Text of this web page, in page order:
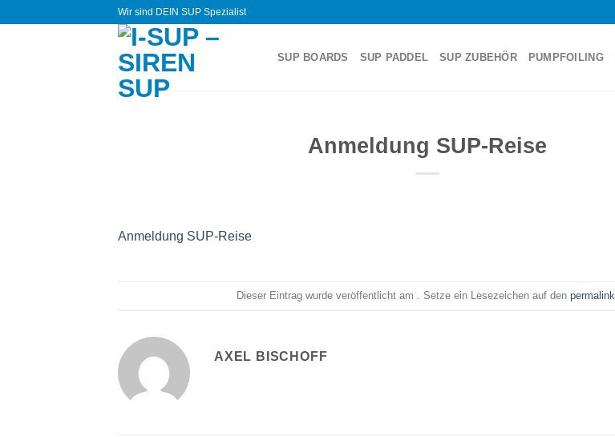
Wir sind DEIN SUP Spezialist
SUP BOARDS SUP PADDEL SUP ZUBEHÖR PUMPFOILING
Anmeldung SUP-Reise
Anmeldung SUP-Reise
Dieser Eintrag wurde veröffentlicht am . Setze ein Lesezeichen auf denpermalink
AXEL BISCHOFF